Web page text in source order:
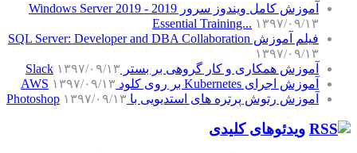
آموزش کامل ویندوز سرور 2019 - Windows Server 2019
Essential Training... ۱۳۹۷/۰۹/۱۳
فیلم آموزش SQL Server: Developer and DBA Collaboration
۱۳۹۷/۰۹/۱۳
آموزش همکاری و کار گروهی بر بستر Slack ۱۳۹۷/۰۹/۱۳
آموزش اجرای Kubernetes بر روی کلود AWS
۱۳۹۷/۰۹/۱۳
آموزش رتوش پرتره های استدیویی با Photoshop ۱۳۹۷/۰۹/۱۳
ویدئوهای کلیدی